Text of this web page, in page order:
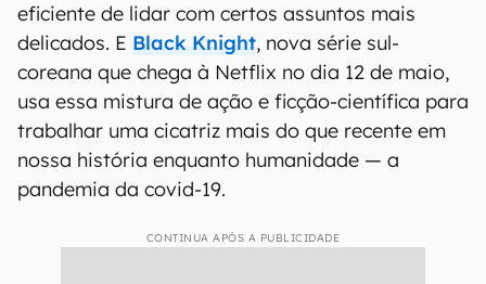
eficiente de lidar com certos assuntos mais
delicados. E Black Knight, nova série sul-
coreana que chega à Netflix no dia 12 de maio,
usa essa mistura de ação e ficção-científica para
trabalhar uma cicatriz mais do que recente em
nossa história enquanto humanidade — a
pandemia da covid-19.
CONTINUA APÓS A PUBLICIDADE